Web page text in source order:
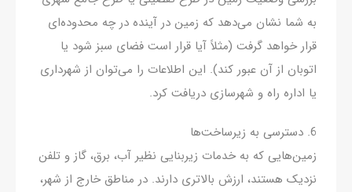
به شما نشان می‌دهد که زمین در آینده در چه محدوده‌ای
قرار خواهد گرفت (مثلاً آیا قرار است فضای سبز شود یا
اتوبان از آن عبور کند). این اطلاعات را می‌توان از شهرداری
یا اداره راه و شهرسازی دریافت کرد.
6. دسترسی به زیرساخت‌ها
زمین‌هایی که به خدمات زیربنایی نظیر آب، برق، گاز و تلفن
نزدیک هستند، ارزش بالاتری دارند. در مناطق خارج از شهر،